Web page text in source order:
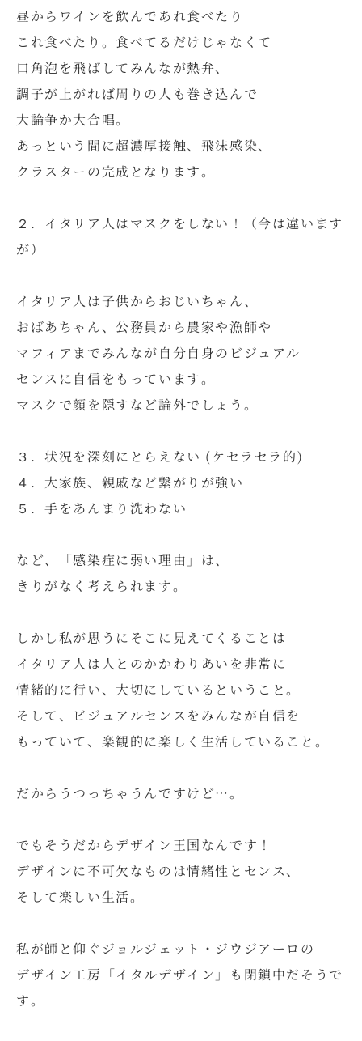
昼からワインを飲んであれ食べたり
これ食べたり。食べてるだけじゃなくて
口角泡を飛ばしてみんなが熱弁、
調子が上がれば周りの人も巻き込んで
大論争か大合唱。
あっという間に超濃厚接触、飛沫感染、
クラスターの完成となります。
２．イタリア人はマスクをしない！（今は違います
が）
イタリア人は子供からおじいちゃん、
おばあちゃん、公務員から農家や漁師や
マフィアまでみんなが自分自身のビジュアル
センスに自信をもっています。
マスクで顔を隠すなど論外でしょう。
３．状況を深刻にとらえない (ケセラセラ的)
４．大家族、親戚など繋がりが強い
５．手をあんまり洗わない
など、「感染症に弱い理由」は、
きりがなく考えられます。
しかし私が思うにそこに見えてくることは
イタリア人は人とのかかわりあいを非常に
情緒的に行い、大切にしているということ。
そして、ビジュアルセンスをみんなが自信を
もっていて、楽観的に楽しく生活していること。
だからうつっちゃうんですけど…。
でもそうだからデザイン王国なんです！
デザインに不可欠なものは情緒性とセンス、
そして楽しい生活。
私が師と仰ぐジョルジェット・ジウジアーロの
デザイン工房「イタルデザイン」も閉鎖中だそうで
す。